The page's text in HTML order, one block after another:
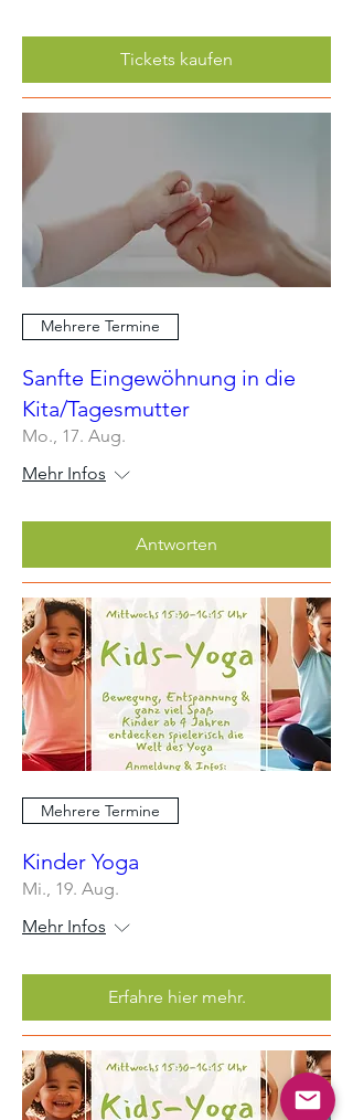
Tickets kaufen
Mehrere Termine
Sanfte Eingewöhnung in die
Kita/Tagesmutter
Mo., 17. Aug.
Mehr Infos
Antworten
Mehrere Termine
Kinder Yoga
Mi., 19. Aug.
Mehr Infos
Erfahre hier mehr.